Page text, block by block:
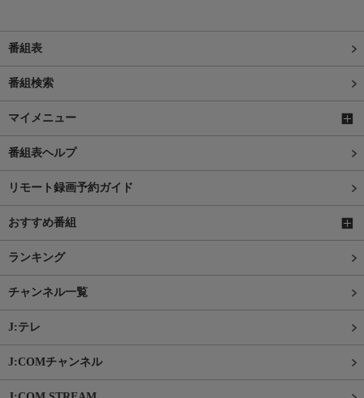
番組表
番組検索
マイメニュー
番組表ヘルプ
リモート録画予約ガイド
おすすめ番組
ランキング
チャンネル一覧
J:テレ
J:COMチャンネル